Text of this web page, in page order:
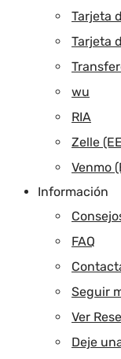
Tarjeta
Tarjeta
wu
RIA
Zelle
Venmo
Información
FAQ
Seguir
Ver
Deje